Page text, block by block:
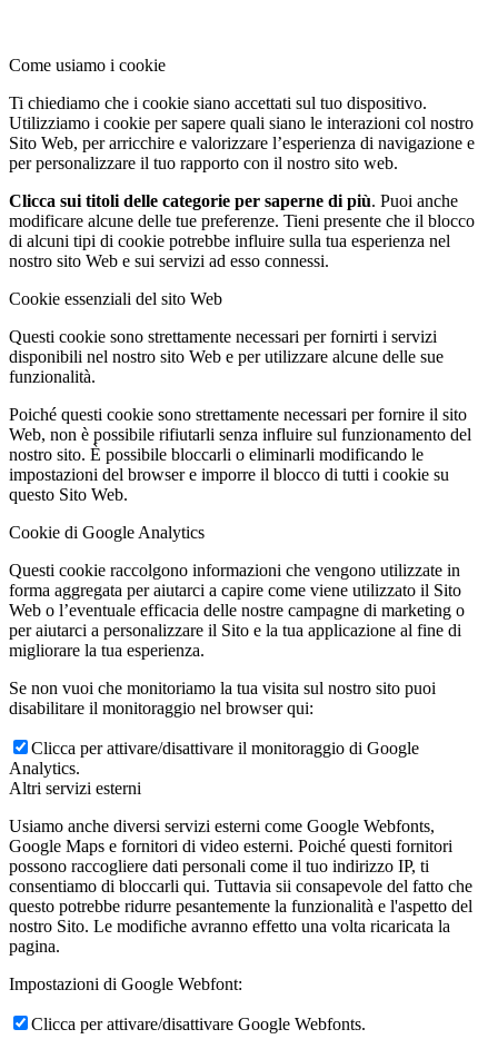
Come usiamo i cookie
Ti chiediamo che i cookie siano accettati sul tuo dispositivo.
Utilizziamo i cookie per sapere quali siano le interazioni col nostro
Sito Web, per arricchire e valorizzare l’esperienza di navigazione e
per personalizzare il tuo rapporto con il nostro sito web.
Clicca sui titoli delle categorie per saperne di più. Puoi anche
modificare alcune delle tue preferenze. Tieni presente che il blocco
di alcuni tipi di cookie potrebbe influire sulla tua esperienza nel
nostro sito Web e sui servizi ad esso connessi.
Cookie essenziali del sito Web
Questi cookie sono strettamente necessari per fornirti i servizi
disponibili nel nostro sito Web e per utilizzare alcune delle sue
funzionalità.
Poiché questi cookie sono strettamente necessari per fornire il sito
Web, non è possibile rifiutarli senza influire sul funzionamento del
nostro sito. È possibile bloccarli o eliminarli modificando le
impostazioni del browser e imporre il blocco di tutti i cookie su
questo Sito Web.
Cookie di Google Analytics
Questi cookie raccolgono informazioni che vengono utilizzate in
forma aggregata per aiutarci a capire come viene utilizzato il Sito
Web o l’eventuale efficacia delle nostre campagne di marketing o
per aiutarci a personalizzare il Sito e la tua applicazione al fine di
migliorare la tua esperienza.
Se non vuoi che monitoriamo la tua visita sul nostro sito puoi
disabilitare il monitoraggio nel browser qui:
Clicca per attivare/disattivare il monitoraggio di Google
Analytics.
Altri servizi esterni
Usiamo anche diversi servizi esterni come Google Webfonts,
Google Maps e fornitori di video esterni. Poiché questi fornitori
possono raccogliere dati personali come il tuo indirizzo IP, ti
consentiamo di bloccarli qui. Tuttavia sii consapevole del fatto che
questo potrebbe ridurre pesantemente la funzionalità e l'aspetto del
nostro Sito. Le modifiche avranno effetto una volta ricaricata la
pagina.
Impostazioni di Google Webfont:
Clicca per attivare/disattivare Google Webfonts.